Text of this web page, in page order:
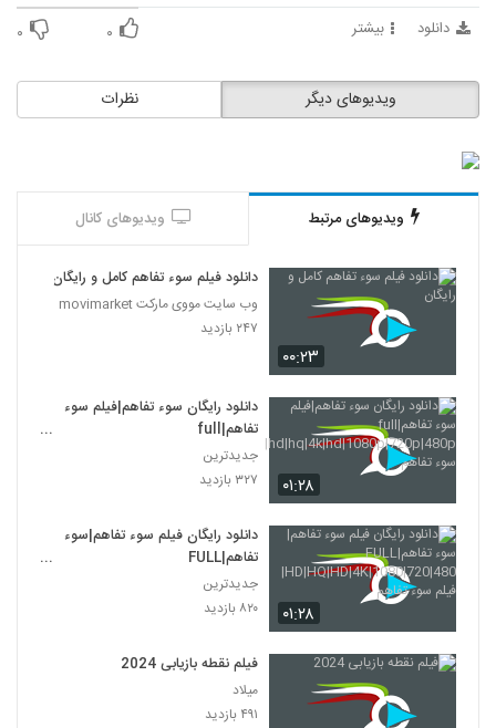
دانلود بیشتر ۰ ۰
نظرات ویدیوهای دیگر
ویدیوهای مرتبط ویدیوهای کانال
۰۰:۲۳
دانلود فیلم سوء تفاهم کامل و رایگان
وب سایت مووی مارکت movimarket
۲۴۷ بازدید
۰۱:۲۸
دانلود رایگان سوء تفاهم|فیلم سوء
تفاهم|full
سوء تفاهم
جدیدترین
۳۲۷ بازدید
۰۱:۲۸
دانلود رایگان فیلم سوء تفاهم|سوء
تفاهم|FULL
فیلم سوء تفاهم
جدیدترین
۸۲۰ بازدید
فیلم نقطه بازیابی 2024
میلاد
۴۹۱ بازدید